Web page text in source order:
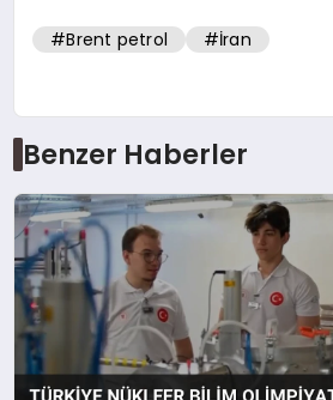
#Brent petrol #İran
Benzer Haberler